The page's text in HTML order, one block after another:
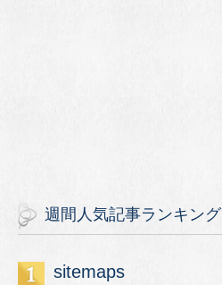
週間人気記事ランキング
sitemaps